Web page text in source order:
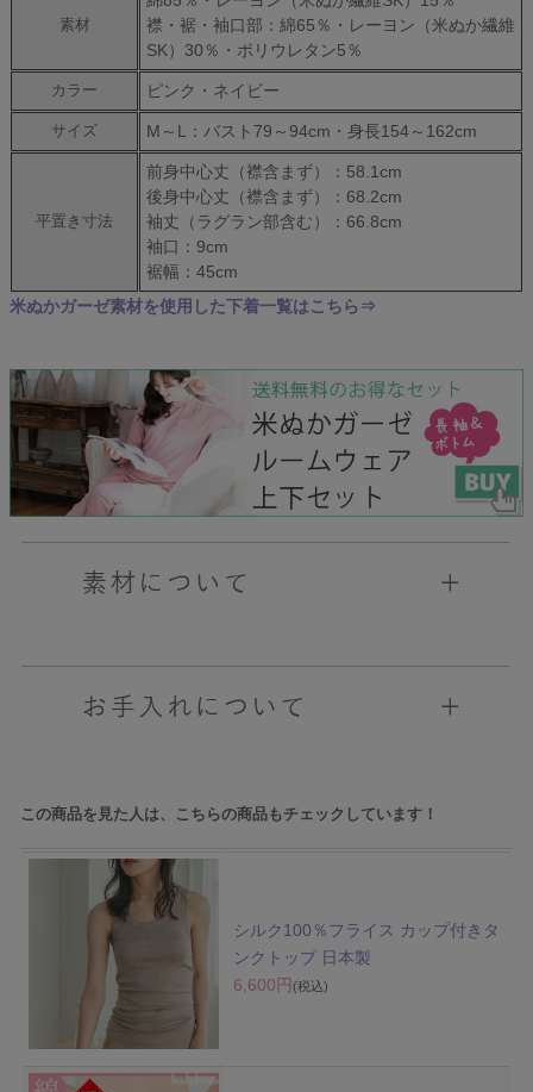
素材
襟・裾・袖口部：綿65％・レーヨン（米ぬか繊維
SK）30％・ポリウレタン5％
カラー ピンク・ネイビー
サイズ M～L：バスト79～94cm・身長154～162cm
平置き寸法
前身中心丈（襟含まず）：58.1cm
後身中心丈（襟含まず）：68.2cm
袖丈（ラグラン部含む）：66.8cm
袖口：9cm
裾幅：45cm
米ぬかガーゼ素材を使用した下着一覧はこちら⇒
この商品を見た人は、こちらの商品もチェックしています！
シルク100％フライス カップ付きタ
ンクトップ 日本製
6,600円 (税込)